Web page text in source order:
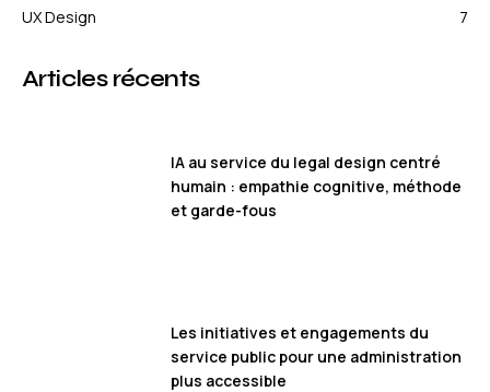
UX Design
7
Articles récents
IA au service du legal design centré
humain : empathie cognitive, méthode
et garde-fous
Les initiatives et engagements du
service public pour une administration
plus accessible